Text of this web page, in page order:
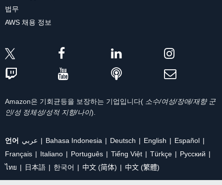
법무
AWS 채용 정보
Amazon은 기회균등을 보장하는 기업입니다( 소수/여성/장애/재향 군
인/성 정체성/성적 지향/나이).
언어 عربي Bahasa Indonesia Deutsch English
Español
Français
Italiano Português Tiếng Việt Türkçe
Ρусский
ไทย
日本語 한국어 中文 (简体) 中文 (繁體)